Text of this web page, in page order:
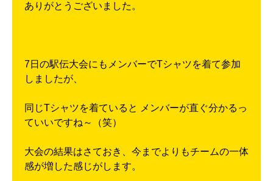
ありがとうございました。
7日の駅伝大会にもメンバーでTシャツを着て参加
しましたが、
同じTシャツを着ていると メンバーが直ぐ分かるっ
ていいですね～（笑）
大会の結果はさておき、今までよりもチームの一体
感が増した感じがします。